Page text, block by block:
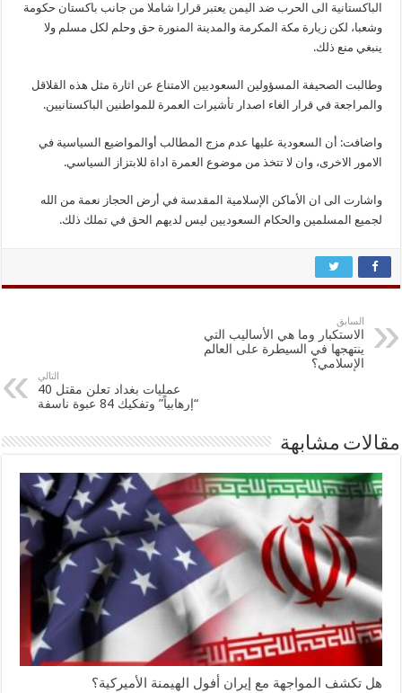
الباكستانية الى الحرب ضد اليمن يعتبر قرارا شاملا من جانب باكستان حكومة
وشعبا، لكن زيارة مكة المكرمة والمدينة المنورة حق وحلم لكل مسلم ولا
ينبغي منع ذلك.
وطالبت الصحيفة المسؤولين السعوديين الامتناع عن اثارة مثل هذه القلاقل
والمراجعة في قرار الغاء اصدار تأشيرات العمرة للمواطنين الباكستانيين.
واضافت: أن السعودية عليها عدم مزج المطالب أوالمواضيع السياسية في
الامور الاخرى، وان لا تتخذ من موضوع العمرة اداة للابتزاز السياسي.
واشارت الى ان الأماكن الإسلامية المقدسة في أرض الحجاز نعمة من الله
لجميع المسلمين والحكام السعوديين ليس لديهم الحق في تملك ذلك.
السابق
الاستكبار وما هي الأساليب التي
ينتهجها في السيطرة على العالم
الإسلامي؟
التالي
عمليات بغداد تعلن مقتل 40
“إرهابياً” وتفكيك 84 عبوة ناسفة
مقالات مشابهة
هل تكشف المواجهة مع إيران أفول الهيمنة الأميركية؟